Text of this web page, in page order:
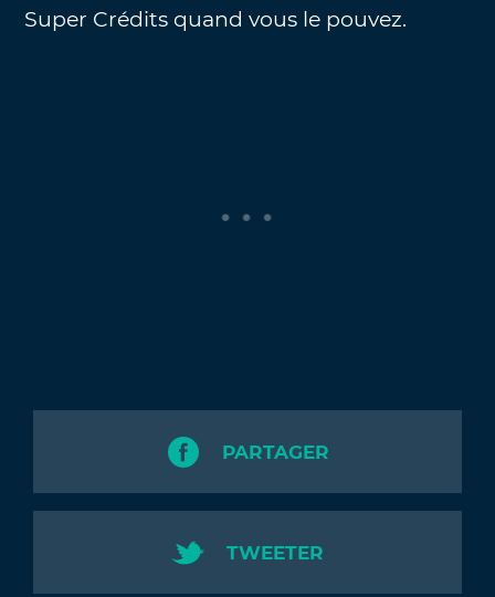
Super Crédits quand vous le pouvez.
PARTAGER
TWEETER